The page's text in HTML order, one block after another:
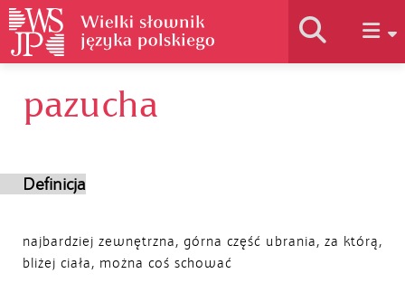
Historia słownika
pazucha
Definicja
najbardziej zewnętrzna, górna część ubrania, za którą,
bliżej ciała, można coś schować